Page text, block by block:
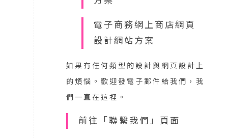
電子商務網上商店網頁
設計網站方案
如果有任何類型的設計與網頁設計上
的煩惱。歡迎發電子郵件給我們，我
們一直在這裡。
前往「聯繫我們」頁面